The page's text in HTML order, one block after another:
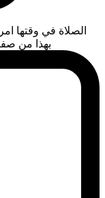
الصلاة في وقتها
بهذا من